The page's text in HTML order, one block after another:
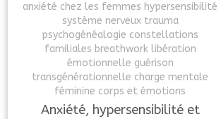
anxiété chez les femmes hypersensibilité
système nerveux trauma
psychogénéalogie constellations
familiales breathwork libération
émotionnelle guérison
transgénérationnelle charge mentale
féminine corps et émotions
Anxiété, hypersensibilité et